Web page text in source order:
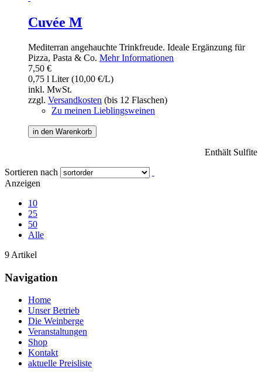
Cuvée M
Mediterran angehauchte Trinkfreude. Ideale Ergänzung für
Pizza, Pasta & Co. Mehr Informationen
7,50 €
0,75 l Liter (10,00 €/L)
inkl. MwSt.
zzgl. Versandkosten (bis 12 Flaschen)
Zu meinen Lieblingsweinen
in den Warenkorb
Enthält Sulfite
Sortieren nach
Anzeigen
10
25
50
Alle
9 Artikel
Navigation
Home
Unser Betrieb
Die Weinberge
Veranstaltungen
Shop
Kontakt
aktuelle Preisliste